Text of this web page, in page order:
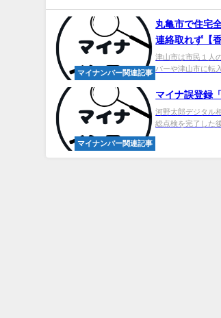
マイナンバー関連記事
丸亀市で住宅
連絡取れず【香
津山市は市民１人
バーや津山市に転
マイナンバー関連記事
マイナ誤登録
河野太郎デジタル
総点検を完了した